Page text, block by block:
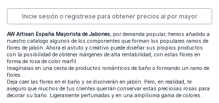
Inicie sesión o regístrese para obtener precios al por mayor
AW Artisan España Mayorista de Jabones, por demanda popular, hemos añadido a
nuestro catalogo algunos de los componentes que forman los populares ramos de
flores de jabón. Ahora el astuto y creativo puede diseñar sus propios productos
con la posibilidad de obtener márgenes de alta rentabilidad, con estas flores en
forma de rosa de color marfil.
Imagínalas en una cesta de productos románticos de baño o formando un ramo de
flores.
Deja caer las flores en el baño y se disolverán en jabón. Pero, en realidad, te
aseguro que muchos de tus clientes querrán conservar estas preciosas rosas para
decorar su baño. Ligeramente perfumadas y en una amplísima gama de colores.